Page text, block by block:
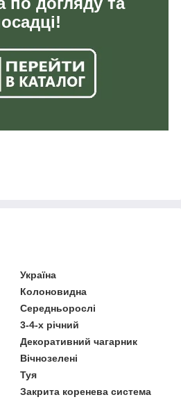
Україна
Колоновидна
Середньорослі
3-4-х річний
Декоративний чагарник
Вічнозелені
Туя
Закрита коренева система